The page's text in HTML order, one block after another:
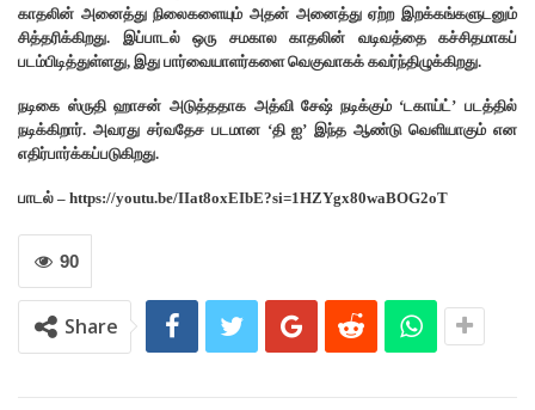
காதலின் அனைத்து நிலைகளையும் அதன் அனைத்து ஏற்ற இறக்கங்களுடனும்
சித்தரிக்கிறது. இப்பாடல் ஒரு சமகால காதலின் வடிவத்தை கச்சிதமாகப்
படம்பிடித்துள்ளது, இது பார்வையாளர்களை வெகுவாகக் கவர்ந்திழுக்கிறது.
நடிகை ஸ்ருதி ஹாசன் அடுத்ததாக அத்வி சேஷ் நடிக்கும் ‘டகாய்ட்’ படத்தில்
நடிக்கிறார். அவரது சர்வதேச படமான ‘தி ஐ’ இந்த ஆண்டு வெளியாகும் என
எதிர்பார்க்கப்படுகிறது.
பாடல் – https://youtu.be/IIat8oxEIbE?si=1HZYgx80waBOG2oT
90
Share